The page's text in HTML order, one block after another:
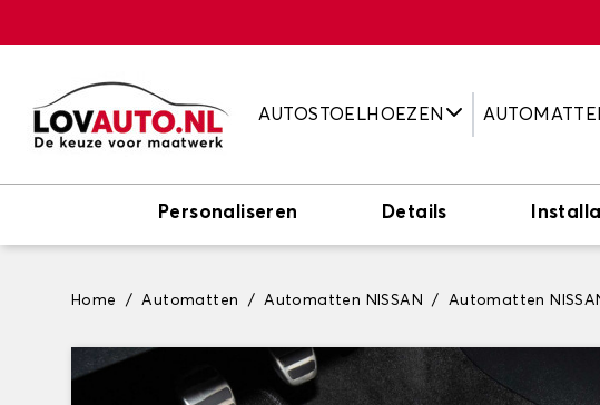
AUTOSTOELHOEZEN
Personaliseren Details
Home Automatten Automatten NISSAN Automatten